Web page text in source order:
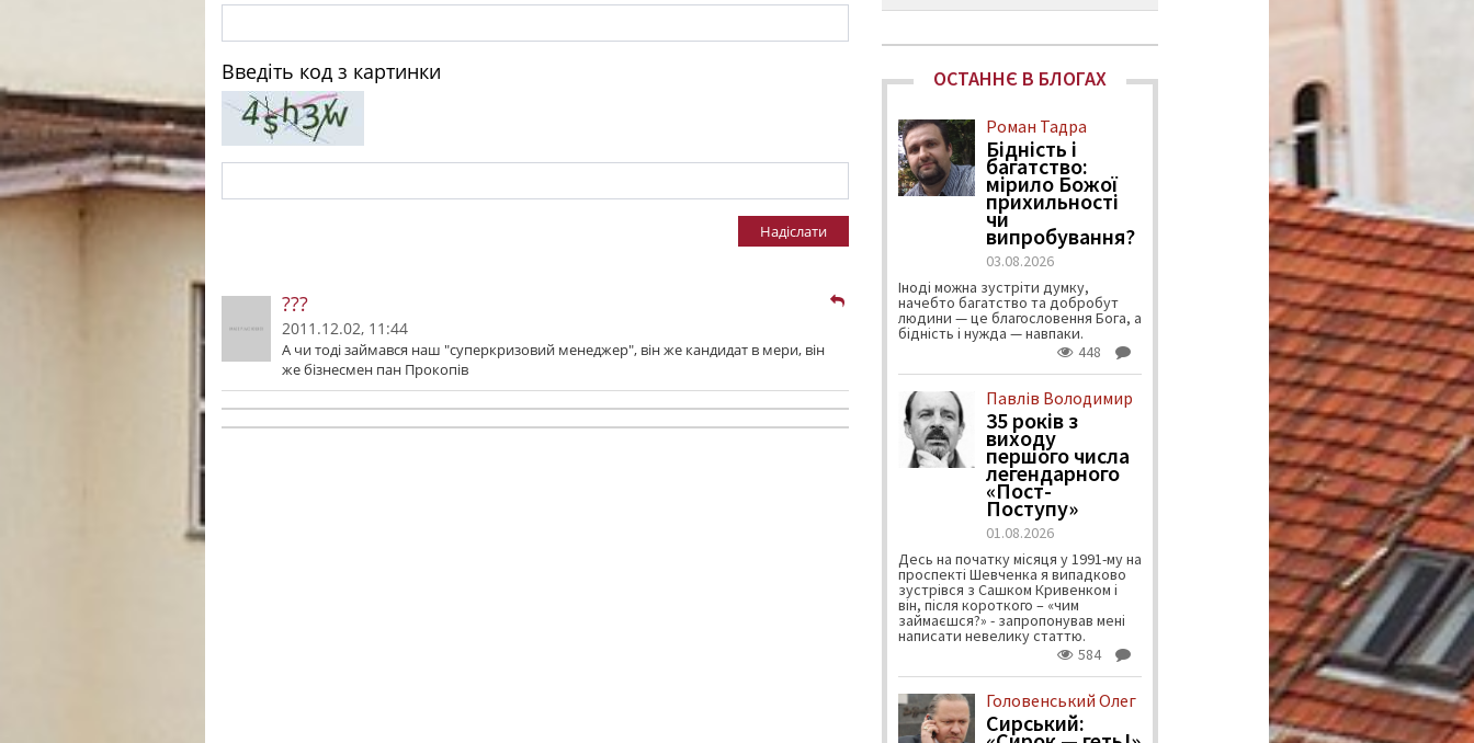
Введіть код з картинки
Надіслати
???
2011.12.02, 11:44
А чи тоді займався наш "суперкризовий менеджер", він же кандидат в мери, він
же бізнесмен пан Прокопів
ОСТАННЄ В БЛОГАХ
Роман Тадра
Бідність і
багатство:
мірило Божої
прихильності
чи
випробування?
03.08.2026
Іноді можна зустріти думку,
начебто багатство та добробут
людини — це благословення Бога, а
бідність і нужда — навпаки.
448
Павлів Володимир
35 років з
виходу
першого числа
легендарного
«Пост-
Поступу»
01.08.2026
Десь на початку місяця у 1991-му на
проспекті Шевченка я випадково
зустрівся з Сашком Кривенком і
він, після короткого – «чим
займаєшся?» - запропонував мені
написати невелику статтю.
584
Головенський Олег
Сирський: